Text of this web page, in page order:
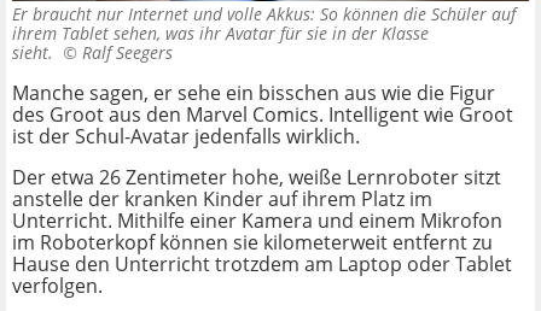
Er braucht nur Internet und volle Akkus: So können die Schüler auf
ihrem Tablet sehen, was ihr Avatar für sie in der Klasse
sieht. © Ralf Seegers
Manche sagen, er sehe ein bisschen aus wie die Figur
des Groot aus den Marvel Comics. Intelligent wie Groot
ist der Schul-Avatar jedenfalls wirklich.
Der etwa 26 Zentimeter hohe, weiße Lernroboter sitzt
anstelle der kranken Kinder auf ihrem Platz im
Unterricht. Mithilfe einer Kamera und einem Mikrofon
im Roboterkopf können sie kilometerweit entfernt zu
Hause den Unterricht trotzdem am Laptop oder Tablet
verfolgen.